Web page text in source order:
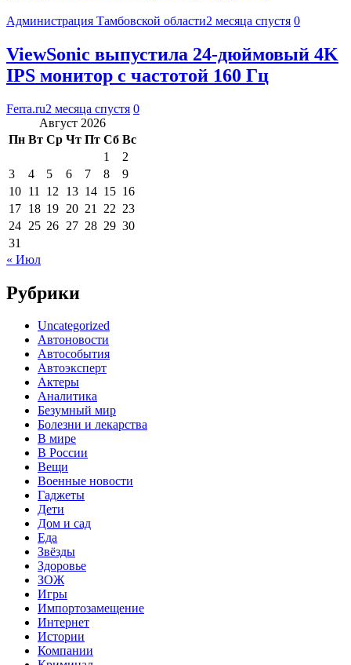
Администрация Тамбовской области2 месяца спустя 0
ViewSonic выпустила 24-дюймовый 4K
IPS монитор с частотой 160 Гц
Ferra.ru2 месяца спустя 0
Август 2026
Пн Вт Ср Чт Пт Сб Вс
1
2
3
4 5 6 7 8
9
10 11 12 13 14 15 16
17 18 19 20 21 22 23
24 25 26 27 28 29 30
31
« Июл
Рубрики
Uncategorized
Автоновости
Автособытия
Автоэксперт
Актеры
Аналитика
Безумный мир
Болезни и лекарства
В мире
В России
Вещи
Военные новости
Гаджеты
Дети
Дом и сад
Еда
Звёзды
Здоровье
ЗОЖ
Игры
Импортозамещение
Интернет
Истории
Компании